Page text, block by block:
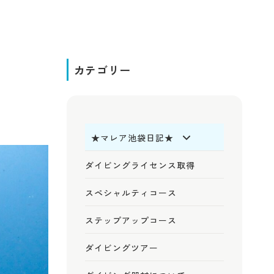
カテゴリー
★マレア池袋日記★
ダイビングライセンス取得
スペシャルティコース
ステップアップコース
ダイビングツアー